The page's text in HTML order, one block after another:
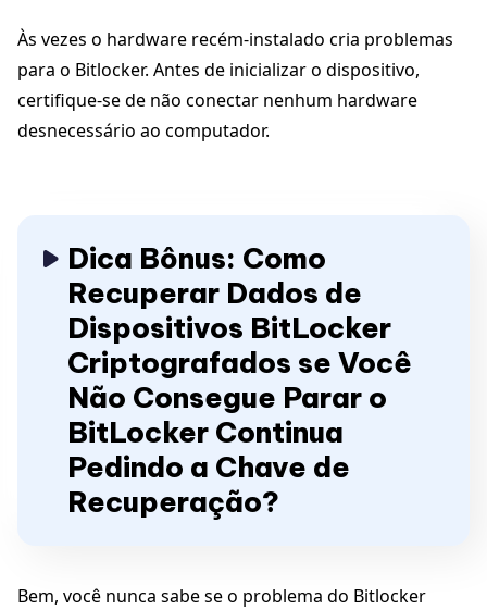
Às vezes o hardware recém-instalado cria problemas
para o Bitlocker. Antes de inicializar o dispositivo,
certifique-se de não conectar nenhum hardware
desnecessário ao computador.
Dica Bônus: Como
Recuperar Dados de
Dispositivos BitLocker
Criptografados se Você
Não Consegue Parar o
BitLocker Continua
Pedindo a Chave de
Recuperação?
Bem, você nunca sabe se o problema do Bitlocker